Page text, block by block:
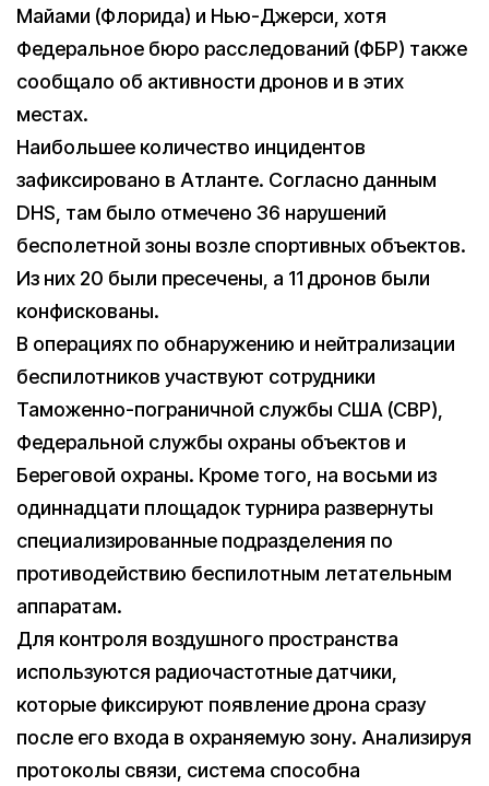
Майами (Флорида) и Нью-Джерси, хотя
Федеральное бюро расследований (ФБР) также
сообщало об активности дронов и в этих
местах.
Наибольшее количество инцидентов
зафиксировано в Атланте. Согласно данным
DHS, там было отмечено 36 нарушений
бесполетной зоны возле спортивных объектов.
Из них 20 были пресечены, а 11 дронов были
конфискованы.
В операциях по обнаружению и нейтрализации
беспилотников участвуют сотрудники
Таможенно-пограничной службы США (CBP),
Федеральной службы охраны объектов и
Береговой охраны. Кроме того, на восьми из
одиннадцати площадок турнира развернуты
специализированные подразделения по
противодействию беспилотным летательным
аппаратам.
Для контроля воздушного пространства
используются радиочастотные датчики,
которые фиксируют появление дрона сразу
после его входа в охраняемую зону. Анализируя
протоколы связи, система способна